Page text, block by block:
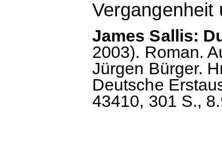
Vergangenheit
James Sallis:
2003). Roman.
Jürgen Bürger.
Deutsche
43410, 301 S.,